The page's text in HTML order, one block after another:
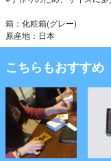
箱：化粧箱(グレー)
原産地：日本
こちらもおすすめ